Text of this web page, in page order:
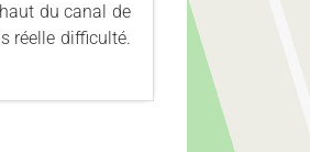
du canal de
réelle difficulté.